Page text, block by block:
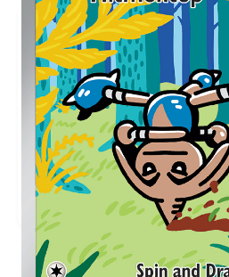
Aktueller
€5,88
Holofoil
Preise werden